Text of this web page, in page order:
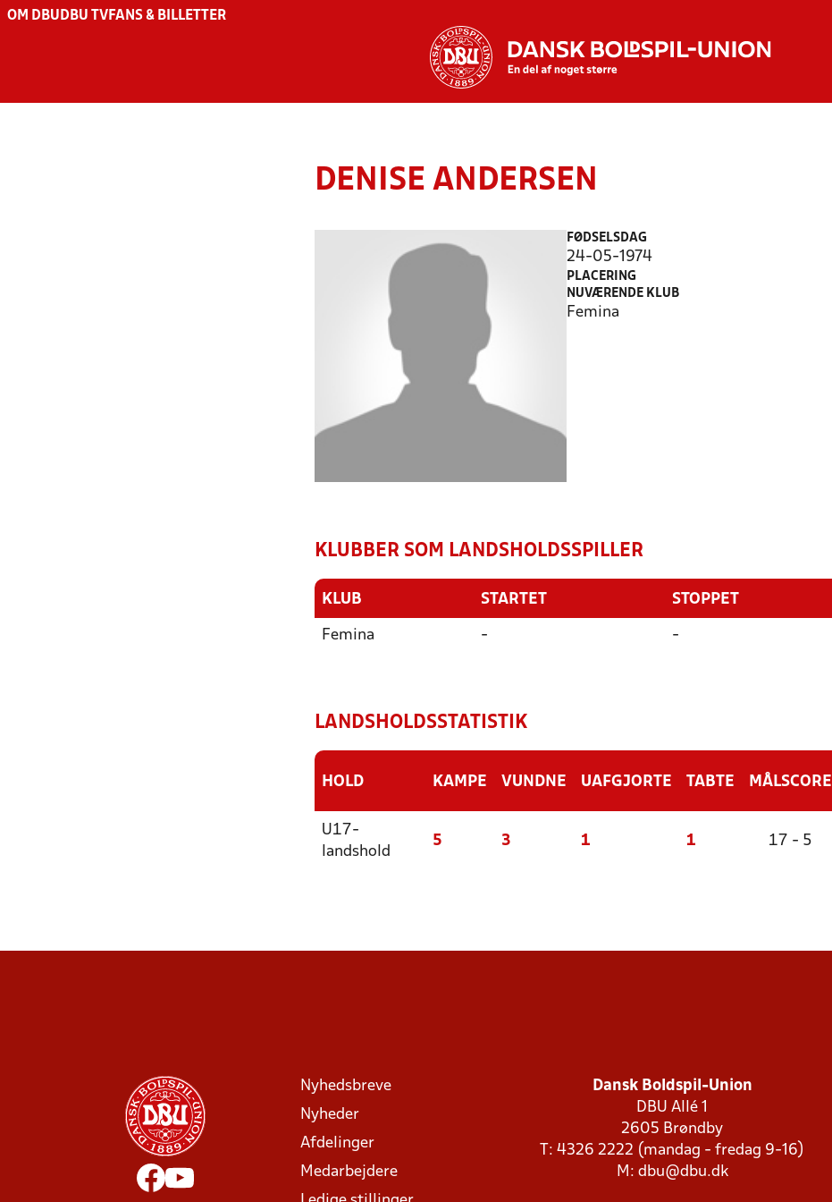
OM DBU DBU TV FANS & BILLETTER
DENISE ANDERSEN
FØDSELSDAG
24-05-1974
PLACERING
NUVÆRENDE KLUB
Femina
KLUBBER SOM LANDSHOLDSSPILLER
KLUB STARTET STOPPET
Femina - -
LANDSHOLDSSTATISTIK
HOLD KAMPE VUNDNE UAFGJORTE TABTE MÅLSCORE
U17-
landshold
5 3 1 1 17 - 5
Nyhedsbreve
Nyheder
Afdelinger
Medarbejdere
Dansk Boldspil-Union
DBU Allé 1
2605 Brøndby
T: 4326 2222 (mandag - fredag 9-16)
M: dbu@dbu.dk